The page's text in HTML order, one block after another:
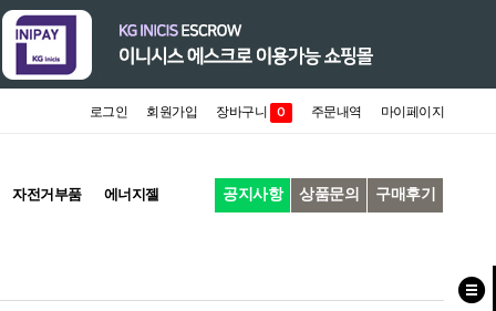
로그인 회원가입 장바구니 0 주문내역 마이페이지
자전거부품 에너지젤 공지사항 상품문의 구매후기